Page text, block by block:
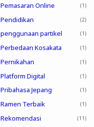
Pemasaran Online 1
Pendidikan 2
penggunaan partikel 1
Perbedaan Kosakata 1
Pernikahan 1
Platform Digital 1
Pribahasa Jepang 1
Ramen Terbaik 1
Rekomendasi 11